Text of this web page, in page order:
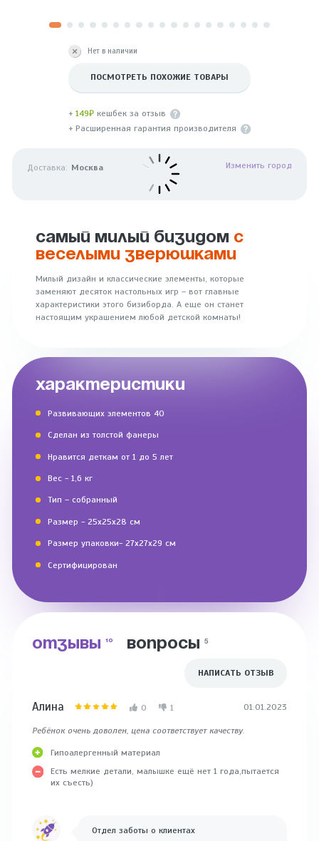
Нет в наличии
ПОСМОТРЕТЬ ПОХОЖИЕ ТОВАРЫ
+149₽ кешбек за отзыв
+ Расширенная гарантия производителя
Доставка: Москва Изменить город
САМЫЙ МИЛЫЙ БИЗИДОМ С
ВЕСЕЛЫМИ ЗВЕРЮШКАМИ
Милый дизайн и классические элементы, которые
заменяют десяток настольных игр – вот главные
характеристики этого бизиборда. А еще он станет
настоящим украшением любой детской комнаты!
ХАРАКТЕРИСТИКИ
Развивающих элементов 40
Сделан из толстой фанеры
Нравится деткам от 1 до 5 лет
Вес - 1,6 кг
Тип – собранный
Размер - 25х25х28 см
Размер упаковки- 27х27х29 см
Сертифицирован
ОТЗЫВЫ 10 ВОПРОСЫ 5
НАПИСАТЬ ОТЗЫВ
Алина 0 1 01.01.2023
Ребёнок очень доволен, цена соответствует качеству.
Гипоалергенный материал
Есть мелкие детали, малышке ещё нет 1 года,пытается
их съесть)
Отдел заботы о клиентах